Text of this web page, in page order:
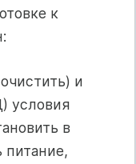
к
и
условия
в
питание,